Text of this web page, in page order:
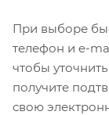
При выборе
телефон и e-
чтобы
получите
свою